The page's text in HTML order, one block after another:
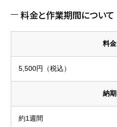
料金と作業期間について
料金
5,500円（税込）
納期
約1週間